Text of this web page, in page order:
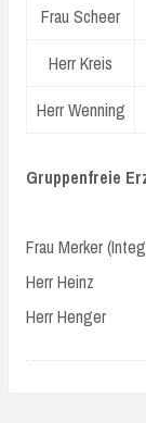
Frau Scheer
Herr Kreis
Herr Wenning
Gruppenfreie
Frau Merker
Herr Heinz
Herr Henger